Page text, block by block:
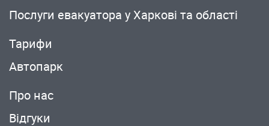
Послуги евакуатора у Харкові та області
Тарифи
Автопарк
Про нас
Вiдгуки